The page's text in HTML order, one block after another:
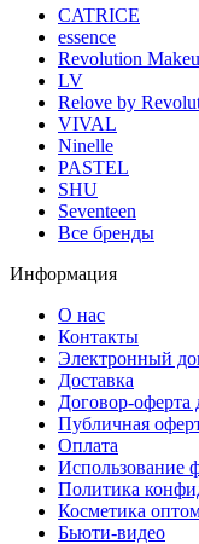
CATRICE
essence
Revolution
LV
Relove by
VIVAL
Ninelle
PASTEL
SHU
Seventeen
Все бренды
Информация
О нас
Контакты
Электронный
Доставка
Договор-
Публичная
Оплата
Использование
Политика
Косметика
Бьюти-видео